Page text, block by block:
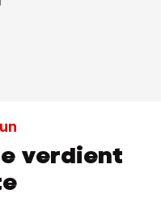
verdient